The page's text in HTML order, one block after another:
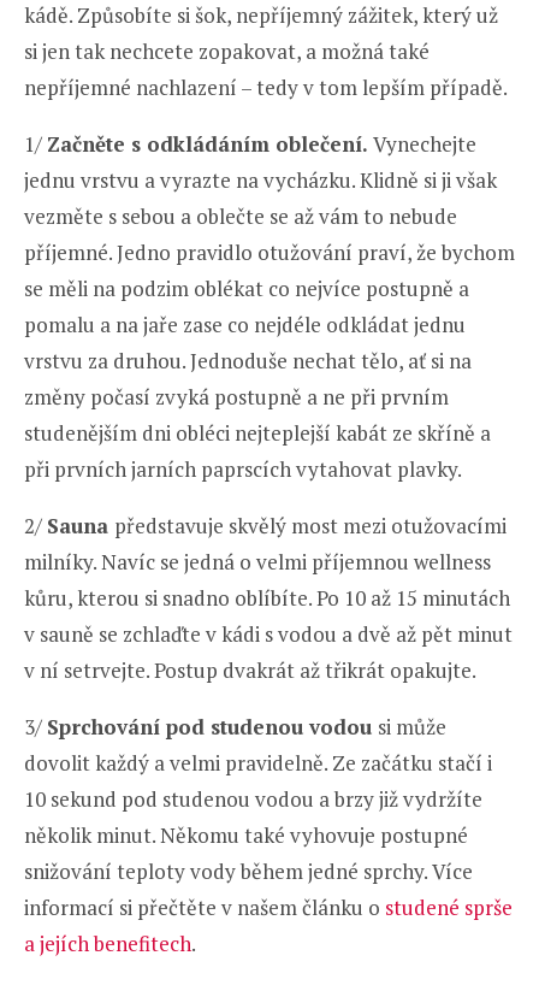
kádě. Způsobíte si šok, nepříjemný zážitek, který už
si jen tak nechcete zopakovat, a možná také
nepříjemné nachlazení – tedy v tom lepším případě.
1/ Začněte s odkládáním oblečení. Vynechejte
jednu vrstvu a vyrazte na vycházku. Klidně si ji však
vezměte s sebou a oblečte se až vám to nebude
příjemné. Jedno pravidlo otužování praví, že bychom
se měli na podzim oblékat co nejvíce postupně a
pomalu a na jaře zase co nejdéle odkládat jednu
vrstvu za druhou. Jednoduše nechat tělo, ať si na
změny počasí zvyká postupně a ne při prvním
studenějším dni obléci nejteplejší kabát ze skříně a
při prvních jarních paprscích vytahovat plavky.
2/ Sauna představuje skvělý most mezi otužovacími
milníky. Navíc se jedná o velmi příjemnou wellness
kůru, kterou si snadno oblíbíte. Po 10 až 15 minutách
v sauně se zchlaďte v kádi s vodou a dvě až pět minut
v ní setrvejte. Postup dvakrát až třikrát opakujte.
3/ Sprchování pod studenou vodou si může
dovolit každý a velmi pravidelně. Ze začátku stačí i
10 sekund pod studenou vodou a brzy již vydržíte
několik minut. Někomu také vyhovuje postupné
snižování teploty vody během jedné sprchy. Více
informací si přečtěte v našem článku o studené sprše
a jejích benefitech.